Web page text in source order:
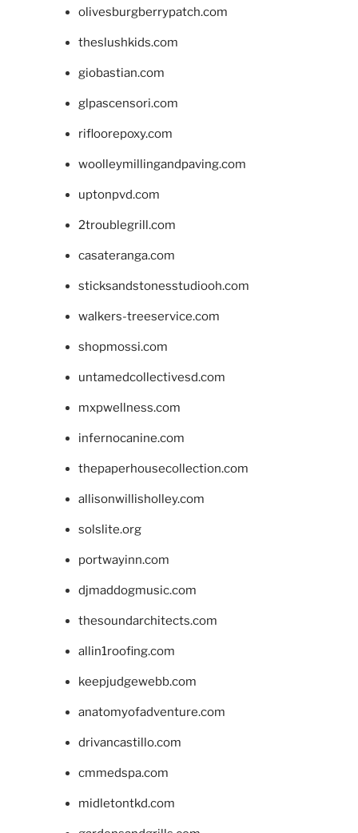
olivesburgberrypatch.com
theslushkids.com
giobastian.com
glpascensori.com
rifloorepoxy.com
woolleymillingandpaving.com
uptonpvd.com
2troublegrill.com
casateranga.com
sticksandstonesstudiooh.com
walkers-treeservice.com
shopmossi.com
untamedcollectivesd.com
mxpwellness.com
infernocanine.com
thepaperhousecollection.com
allisonwillisholley.com
solslite.org
portwayinn.com
djmaddogmusic.com
thesoundarchitects.com
allin1roofing.com
keepjudgewebb.com
anatomyofadventure.com
drivancastillo.com
cmmedspa.com
midletontkd.com